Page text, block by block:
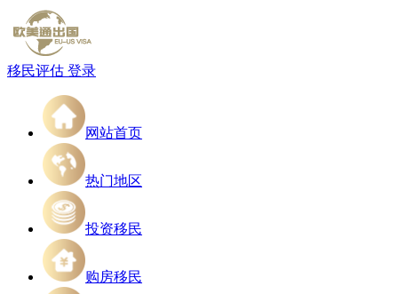
移民评估 登录
网站首页
热门地区
投资移民
购房移民